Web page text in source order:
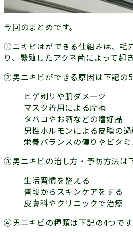
今回のまとめです。
①ニキビはができる仕組みは、毛
り、繁殖したアクネ菌によって起
②男ニキビができる原因は下記の5
ヒゲ剃りや肌ダメージ
マスク着用による摩擦
タバコやお酒などの嗜好品
男性ホルモンによる皮脂の
栄養バランスの偏りやビタ
③男ニキビの治し方・予防方法は
生活習慣を整える
普段からスキンケアをする
皮膚科やクリニックで治療
④男ニキビの種類は下記の4つです